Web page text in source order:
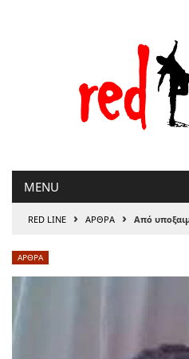
MENU
RED LINE › ΑΡΘΡΑ › Από
ΑΡΘΡΑ